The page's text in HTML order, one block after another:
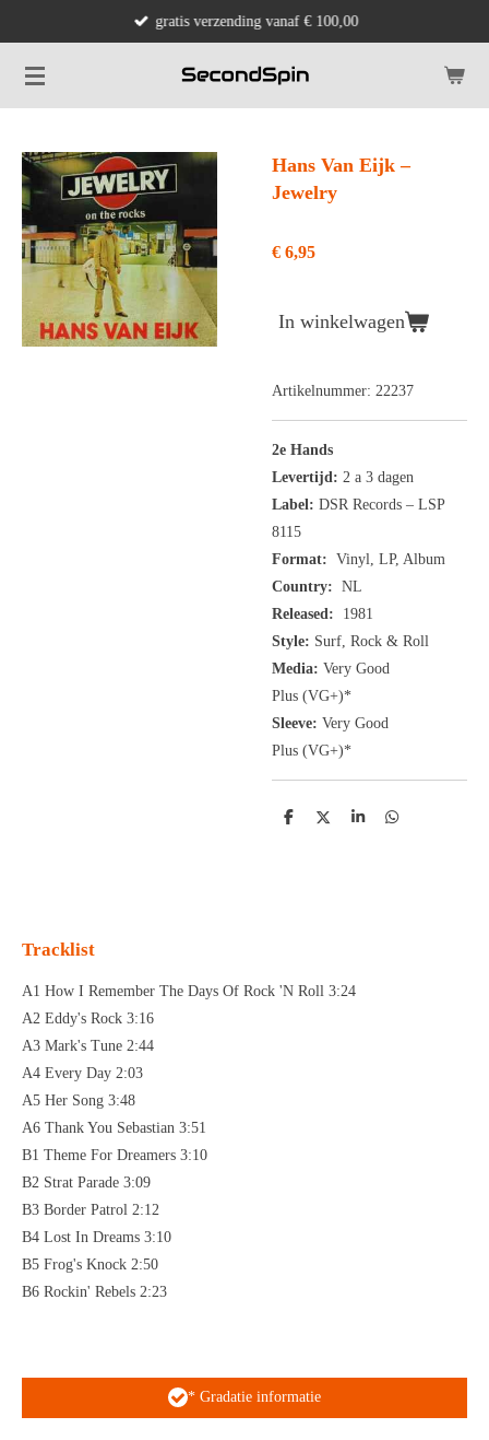
naar
de
gratis verzending vanaf € 100,00
Hans Van Eijk ‎–
Jewelry
€ 6,95
In winkelwagen
Artikelnummer: 22237
2e Hands
Levertijd: 2 a 3 dagen
Label: DSR Records – LSP
8115
Format: Vinyl, LP, Album
Country: NL
Released: 1981
Style: Surf, Rock & Roll
Media: Very Good
Plus (VG+)*
Sleeve: Very Good
Plus (VG+)*
D
D
S
D
Tracklist
A1 How I Remember The Days Of Rock 'N Roll 3:24
A2 Eddy's Rock 3:16
A3 Mark's Tune 2:44
A4 Every Day 2:03
A5 Her Song 3:48
A6 Thank You Sebastian 3:51
B1 Theme For Dreamers 3:10
B2 Strat Parade 3:09
B3 Border Patrol 2:12
B4 Lost In Dreams 3:10
B5 Frog's Knock 2:50
B6 Rockin' Rebels 2:23
* Gradatie informatie